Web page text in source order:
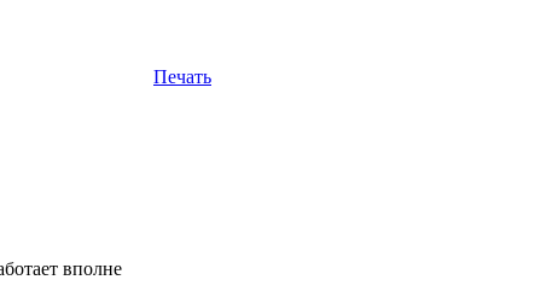
Печать
вполне